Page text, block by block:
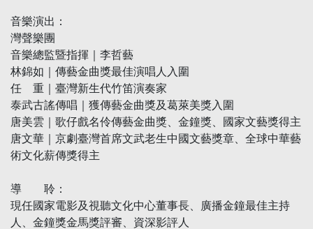
音樂演出：
灣聲樂團
音樂總監暨指揮｜李哲藝
林錦如｜傳藝金曲獎最佳演唱人入圍
任 重｜臺灣新生代竹笛演奏家
泰武古謠傳唱｜獲傳藝金曲獎及葛萊美獎入圍
唐美雲｜歌仔戲名伶傳藝金曲獎、金鐘獎、國家文藝獎得主
唐文華｜京劇臺灣首席文武老生中國文藝獎章、全球中華藝
術文化薪傳獎得主
導 聆：
現任國家電影及視聽文化中心董事長、廣播金鐘最佳主持
人、金鐘獎金馬獎評審、資深影評人